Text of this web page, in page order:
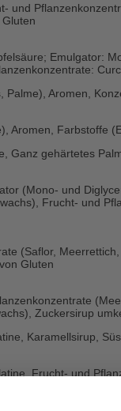
Emulgator:
Aromen,
Aromen, Farbstoffe
gehärtetes
(Mono- und
Frucht- und
(Saflor,
Gluten
Zuckersirup
Karamellsirup,
Frucht- und